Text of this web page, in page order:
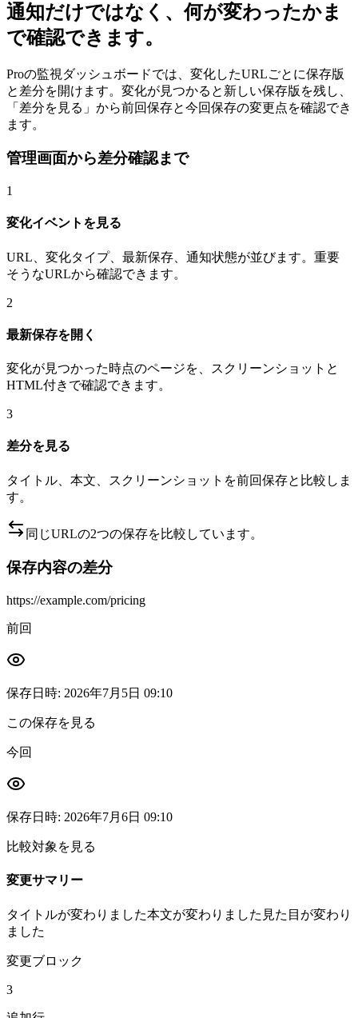
通知だけではなく、何が変わったかま
で確認できます。
Proの監視ダッシュボードでは、変化したURLごとに保存版
と差分を開けます。変化が見つかると新しい保存版を残し、
「差分を見る」から前回保存と今回保存の変更点を確認でき
ます。
管理画面から差分確認まで
1
変化イベントを見る
URL、変化タイプ、最新保存、通知状態が並びます。重要
そうなURLから確認できます。
2
最新保存を開く
変化が見つかった時点のページを、スクリーンショットと
HTML付きで確認できます。
3
差分を見る
タイトル、本文、スクリーンショットを前回保存と比較しま
す。
同じURLの2つの保存を比較しています。
保存内容の差分
https://example.com/pricing
前回
保存日時: 2026年7月5日 09:10
この保存を見る
今回
保存日時: 2026年7月6日 09:10
比較対象を見る
変更サマリー
タイトルが変わりました本文が変わりました 見た目が変わり
ました
変更ブロック
3